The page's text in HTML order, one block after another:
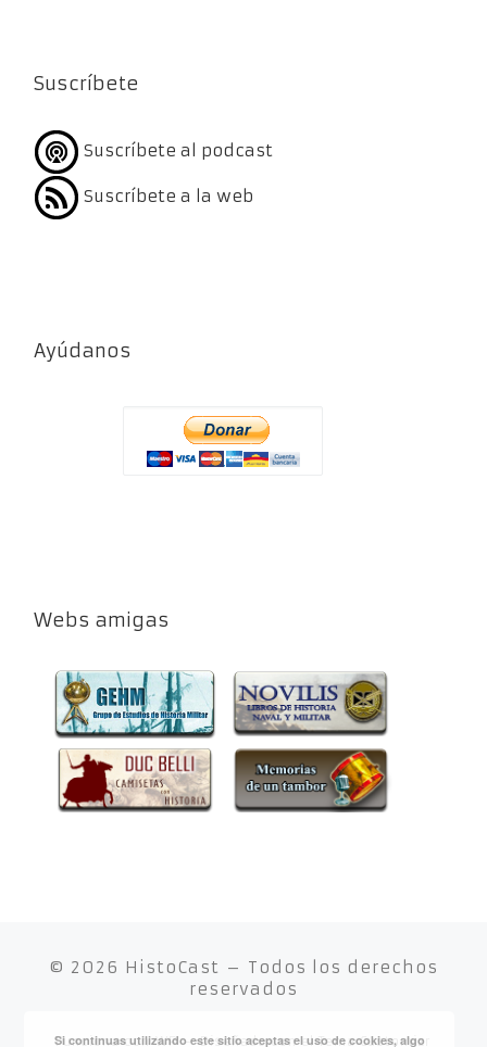
Suscríbete
Suscríbete al podcast
Suscríbete a la web
Ayúdanos
Webs amigas
© 2026 HistoCast – Todos los derechos
reservados
Funciona conWP– Diseñado con elTema Customizr
Si continuas utilizando este sitio aceptas el uso de cookies, algo